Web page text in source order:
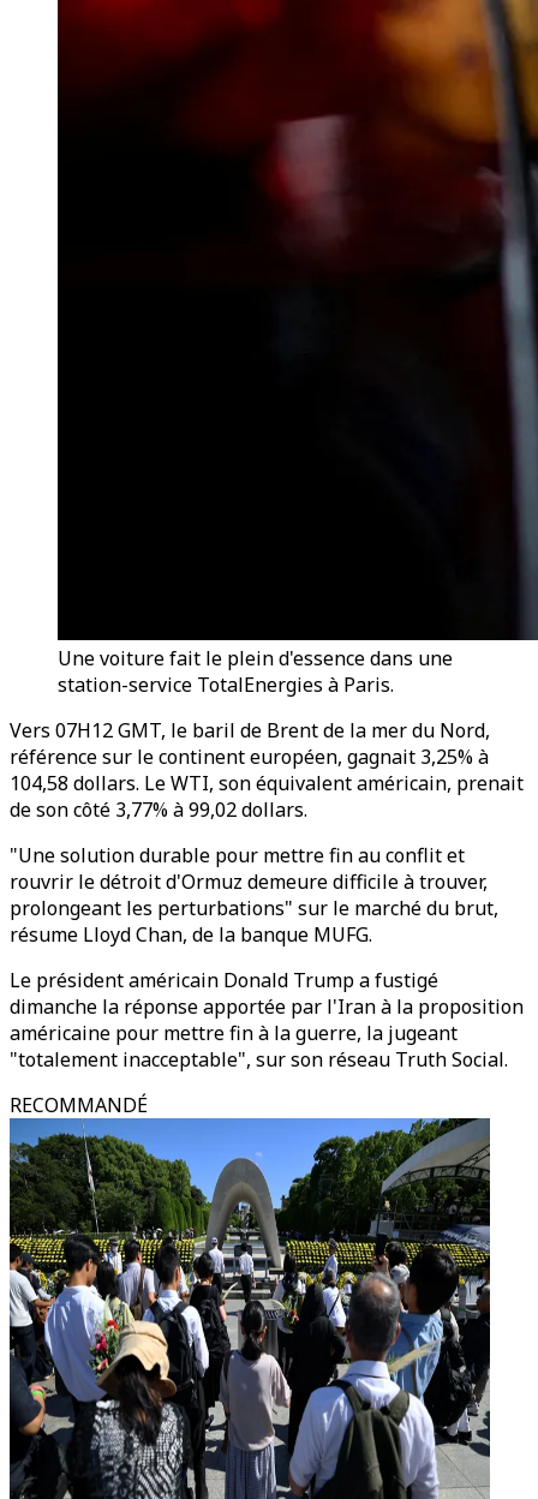
Une voiture fait le plein d'essence dans une
station-service TotalEnergies à Paris.
Vers 07H12 GMT, le baril de Brent de la mer du Nord,
référence sur le continent européen, gagnait 3,25% à
104,58 dollars. Le WTI, son équivalent américain, prenait
de son côté 3,77% à 99,02 dollars.
"Une solution durable pour mettre fin au conflit et
rouvrir le détroit d'Ormuz demeure difficile à trouver,
prolongeant les perturbations" sur le marché du brut,
résume Lloyd Chan, de la banque MUFG.
Le président américain Donald Trump a fustigé
dimanche la réponse apportée par l'Iran à la proposition
américaine pour mettre fin à la guerre, la jugeant
"totalement inacceptable", sur son réseau Truth Social.
RECOMMANDÉ